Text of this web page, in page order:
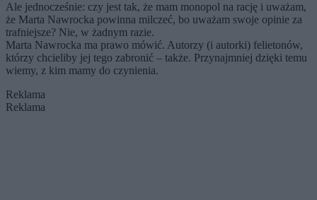
Ale jednocześnie: czy jest tak, że mam monopol na rację i uważam,
że Marta Nawrocka powinna milczeć, bo uważam swoje opinie za
trafniejsze? Nie, w żadnym razie.
Marta Nawrocka ma prawo mówić. Autorzy (i autorki) felietonów,
którzy chcieliby jej tego zabronić – także. Przynajmniej dzięki temu
wiemy, z kim mamy do czynienia.
Reklama
Reklama